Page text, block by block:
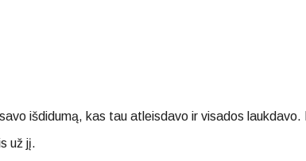
išdidumą, kas tau atleisdavo ir visados
už jį.